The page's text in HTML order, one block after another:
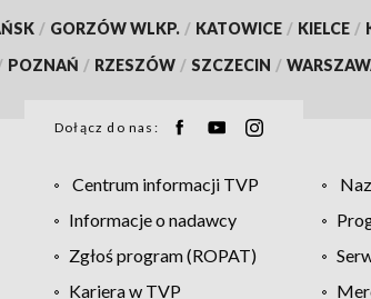
/ GORZÓW WLKP. / KATOWICE / KIELCE /
POZNAŃ / RZESZÓW / SZCZECIN /
Dołącz do nas:
Centrum informacji TVP
Informacje o nadawcy
Zgłoś program (ROPAT)
Kariera w TVP